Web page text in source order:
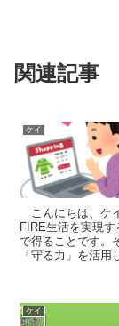
関連記事
ケイ
こんにちは、ケ
FIRE生活を実現す
で得ることです。
「守る力」を活
ケイ